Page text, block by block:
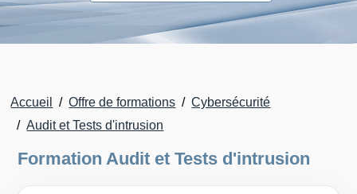
Accueil Offre de formations
Cybersécurité
Audit et Tests d'intrusion
Formation Audit et Tests d'intrusion